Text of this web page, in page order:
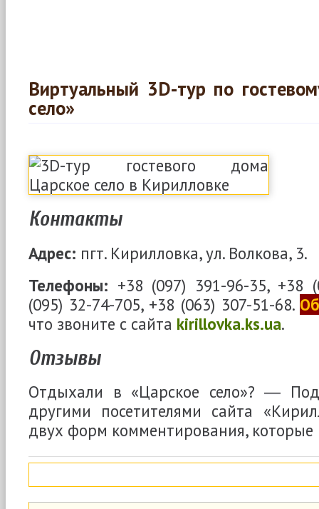
Виртуальный 3D-тур по
село»
Контакты
Адрес: пгт. Кирилловка, ул. Волкова, 3.
Телефоны: +38 (097) 391-96-35, +38
(095) 32-74-705, +38 (063) 307-51-68.
что звоните с сайта kirillovka.ks.ua.
Отзывы
Отдыхали в «Царское село»? ―
другими посетителями сайта
двух форм комментирования,